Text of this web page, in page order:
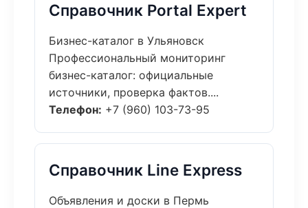
Справочник Portal Expert
Бизнес-каталог в Ульяновск
Профессиональный мониторинг
бизнес-каталог: официальные
источники, проверка фактов....
Телефон: +7 (960) 103-73-95
Справочник Line Express
Объявления и доски в Пермь